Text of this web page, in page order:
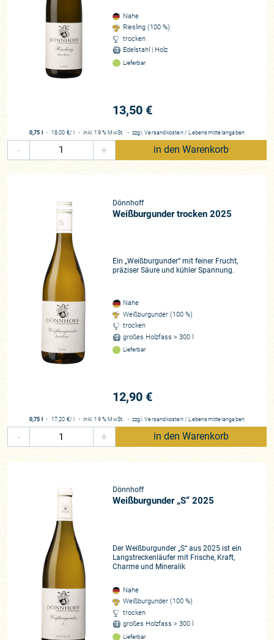
erzielten und Regenschauer, die angesagt wurden, waren die
prägenden Parameter. Für Cornelius war schnell klar, dass
eine zeitige Lese entscheidend sein wird. Das kerngesunde
Traubenmaterial und gute Erträge ermöglichten die Selektion
im Weinberg. Früh entlaubte er die Weinberge, bereitete
diese vor, damit die Trauben mehr Luft und Sonne bekamen
sehr zeitig die Burgunder und Rieslinge.
„Die Trauben, die im Kelterhaus eintrafen, warenvon
beeindruckender Qualität:
gesund, aromatisch und mit einer
Hochdruckgebiet sorgte für sonnige Tage und teilweise
sommerliche Temperaturen. Das bedeutete für uns einen
sehr frühen Start in den Tag, um die Trauben bei kühleren
Temperaturen zu ernten, während die Reife der Trauben
gleichzeitig weiter zügig voranschritt.“ Zu diesem Zeitpunkt
befand man sich bereits drei Wochen in der Lese. Das
Wetter wurde unbeständiger und Cornelius ließ seine
Kontakte spielen, organisierte Unterstützung durch eine
Lesemannschaft, die im Rheingau bereits die Lese
abgeschlossen hatte. Hiermit konnte nochmals ein
beachtlicher Teil der Ernte eingefahren werden, in diesen
Tagen entschied sich entlang des Nahetals welche Qualität
Dönnhoff danke eines Teams von bis zu 50 Erntehelfern
Leseperiode für edelsüße und botrytisierte Rieslinge brachte
bis zum 2. Oktober nochmals perfektes Traubenmaterial für
2025ers, wie wir finden, ein Jahrgang exzellenter Spätlesen
Trockenbeerenauslese!).
Für Cornelius und sein Team war es eine der kompaktesten
Weinlesen der letzten Jahre, bei der die Hochintensitätslese
sich letztendlich enorm auszahlte. Wir haben im Frühjahr
bereits einige Kollektionen probiert und sehen insbesondere
an der Nahe eine enorme Stärke für Rieslinge. Wir sind
beeindruckt von der
Zugänglichkeit und Fruchtintensität
Jahrgangs, der bärenstarke Gutsweine lieferte. Das
Triumvirat aus Dönnhoff, Emrich-Schönleber und Schäfer-
Fröhlich, die wir an einem Tag besuchten, bescherte uns
Nahe
Riesling (100 %)
trocken
Edelstahl | Holz
Lieferbar
13,50 €
0,75 l ・ 18,00 €/ l ・inkl. 19 % MwSt. ・ zzgl.Versandkosten / Lebensmittelangaben
- + in den Warenkorb
Dönnhoff
Weißburgunder trocken 2025
Ein „Weißburgunder“ mit feiner Frucht,
präziser Säure und kühler Spannung.
Nahe
Weißburgunder (100 %)
trocken
großes Holzfass > 300 l
Lieferbar
12,90 €
0,75 l ・ 17,20 €/ l ・inkl. 19 % MwSt. ・ zzgl.Versandkosten / Lebensmittelangaben
- + in den Warenkorb
Dönnhoff
Weißburgunder „S“ 2025
Der Weißburgunder „S“ aus 2025 ist ein
Langstreckenläufer mit Frische, Kraft,
Charme und Mineralik
Nahe
Weißburgunder (100 %)
trocken
großes Holzfass > 300 l
Lieferbar